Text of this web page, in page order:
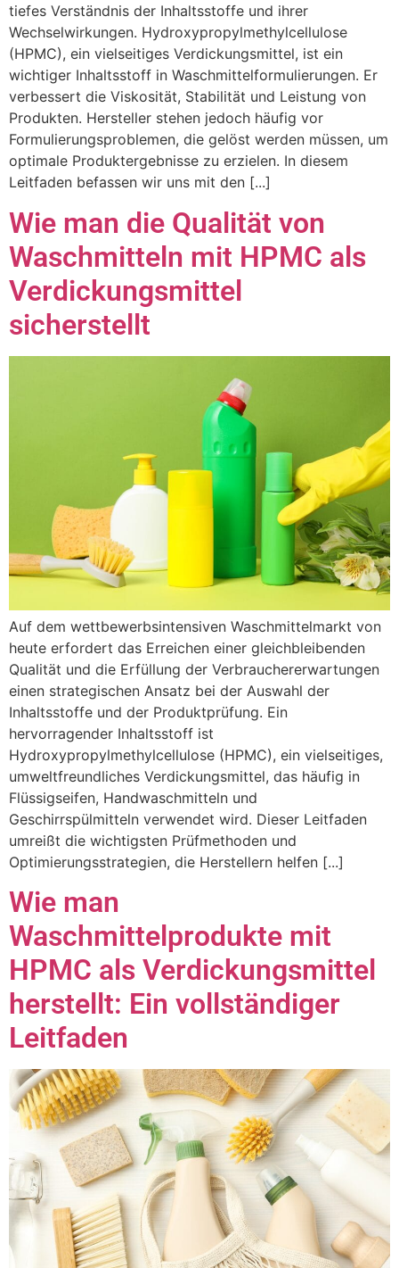
tiefes Verständnis der Inhaltsstoffe und ihrer
Wechselwirkungen. Hydroxypropylmethylcellulose
(HPMC), ein vielseitiges Verdickungsmittel, ist ein
wichtiger Inhaltsstoff in Waschmittelformulierungen. Er
verbessert die Viskosität, Stabilität und Leistung von
Produkten. Hersteller stehen jedoch häufig vor
Formulierungsproblemen, die gelöst werden müssen, um
optimale Produktergebnisse zu erzielen. In diesem
Leitfaden befassen wir uns mit den [...]
Wie man die Qualität von
Waschmitteln mit HPMC als
Verdickungsmittel
sicherstellt
Auf dem wettbewerbsintensiven Waschmittelmarkt von
heute erfordert das Erreichen einer gleichbleibenden
Qualität und die Erfüllung der Verbrauchererwartungen
einen strategischen Ansatz bei der Auswahl der
Inhaltsstoffe und der Produktprüfung. Ein
hervorragender Inhaltsstoff ist
Hydroxypropylmethylcellulose (HPMC), ein vielseitiges,
umweltfreundliches Verdickungsmittel, das häufig in
Flüssigseifen, Handwaschmitteln und
Geschirrspülmitteln verwendet wird. Dieser Leitfaden
umreißt die wichtigsten Prüfmethoden und
Optimierungsstrategien, die Herstellern helfen [...]
Wie man
Waschmittelprodukte mit
HPMC als Verdickungsmittel
herstellt: Ein vollständiger
Leitfaden